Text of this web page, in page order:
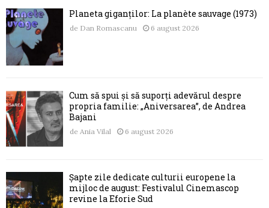
Planeta giganților: La planète sauvage (1973)
de Dan Romascanu 6 august 2026
Cum să spui și să suporți adevărul despre
propria familie: „Aniversarea”, de Andrea
Bajani
de Ania Vilal 6 august 2026
Șapte zile dedicate culturii europene la
mijloc de august: Festivalul Cinemascop
revine la Eforie Sud